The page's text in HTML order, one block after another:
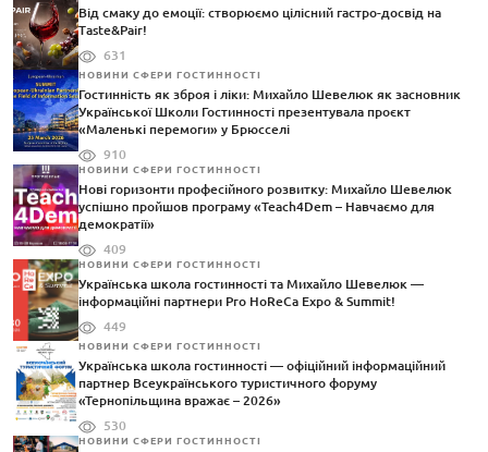
Від смаку до емоції: створюємо цілісний гастро-досвід на
Taste&Pair!
631
НОВИНИ СФЕРИ ГОСТИННОСТІ
Гостинність як зброя і ліки: Михайло Шевелюк як засновник
Української Школи Гостинності презентувала проєкт
«Маленькі перемоги» у Брюсселі
910
НОВИНИ СФЕРИ ГОСТИННОСТІ
Нові горизонти професійного розвитку: Михайло Шевелюк
успішно пройшов програму «Teach4Dem – Навчаємо для
демократії»
409
НОВИНИ СФЕРИ ГОСТИННОСТІ
Українська школа гостинності та Михайло Шевелюк —
інформаційні партнери Pro HoReCa Expo & Summit!
449
НОВИНИ СФЕРИ ГОСТИННОСТІ
Українська школа гостинності — офіційний інформаційний
партнер Всеукраїнського туристичного форуму
«Тернопільщина вражає – 2026»
530
НОВИНИ СФЕРИ ГОСТИННОСТІ